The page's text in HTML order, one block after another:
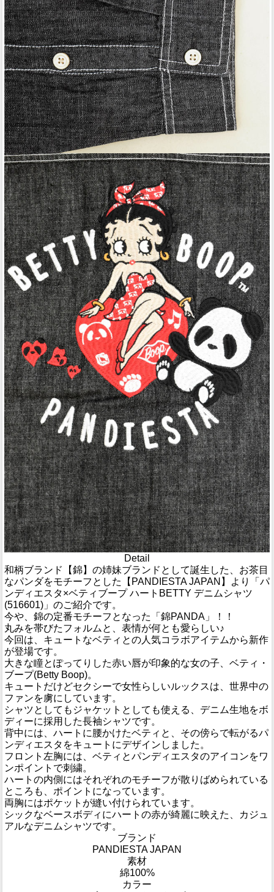
Detail
和柄ブランド【錦】の姉妹ブランドとして誕生した、お茶目
なパンダをモチーフとした【PANDIESTA JAPAN】より「パ
ンディエスタ×ベティブープ ハートBETTY デニムシャツ
(516601)」のご紹介です。
今や、錦の定番モチーフとなった「錦PANDA」！！
丸みを帯びたフォルムと、表情が何とも愛らしい♪
今回は、キュートなベティとの人気コラボアイテムから新作
が登場です。
大きな瞳とぽってりした赤い唇が印象的な女の子、ベティ・
ブープ(Betty Boop)。
キュートだけどセクシーで女性らしいルックスは、世界中の
ファンを虜にしています。
シャツとしてもジャケットとしても使える、デニム生地をボ
ディーに採用した長袖シャツです。
背中には、ハートに腰かけたベティと、その傍らで転がるパ
ンディエスタをキュートにデザインしました。
フロント左胸には、ベティとパンディエスタのアイコンをワ
ンポイントで刺繍。
ハートの内側にはそれぞれのモチーフが散りばめられている
ところも、ポイントになっています。
両胸にはポケットが縫い付けられています。
シックなベースボディにハートの赤が綺麗に映えた、カジュ
アルなデニムシャツです。
ブランド
PANDIESTA JAPAN
素材
綿100%
カラー